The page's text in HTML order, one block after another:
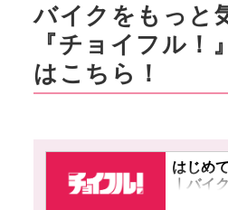
バイクをもっと
『チョイフル！
はこちら！
はじめ
｜バイ
【チョ